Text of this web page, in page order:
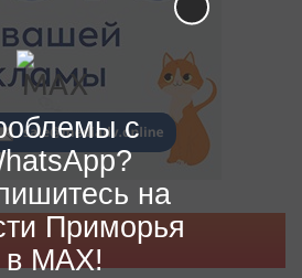
с
на
Приморья
в MAX!